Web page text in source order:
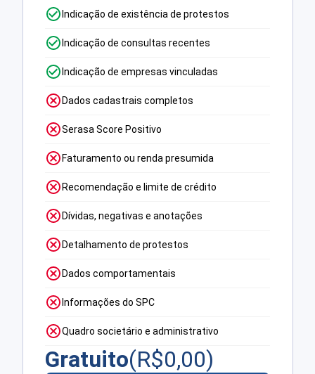
Indicação de existência de protestos
Indicação de consultas recentes
Indicação de empresas vinculadas
Dados cadastrais completos
Serasa Score Positivo
Faturamento ou renda presumida
Recomendação e limite de crédito
Dívidas, negativas e anotações
Detalhamento de protestos
Dados comportamentais
Informações do SPC
Quadro societário e administrativo
Gratuito(R$0,00)